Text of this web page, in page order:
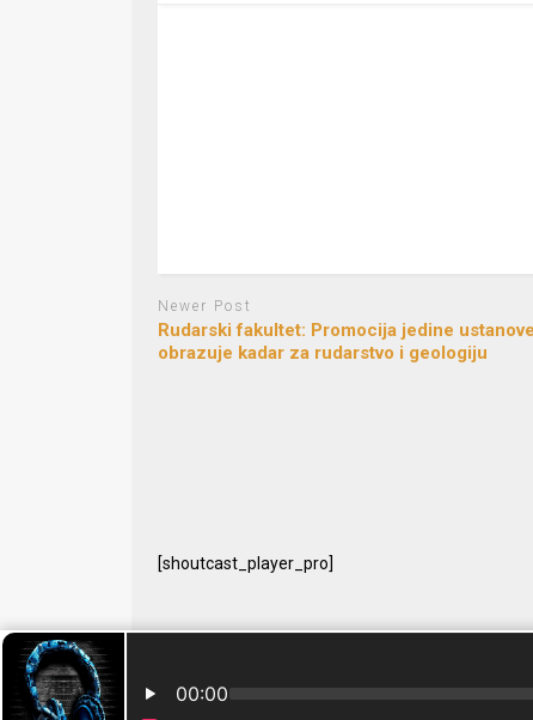
Newer Post
Rudarski fakultet: Promocija jedine
obrazuje kadar za rudarstvo i geologiju
[shoutcast_player_pro]